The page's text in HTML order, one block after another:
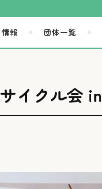
報 団体一覧
イクル会